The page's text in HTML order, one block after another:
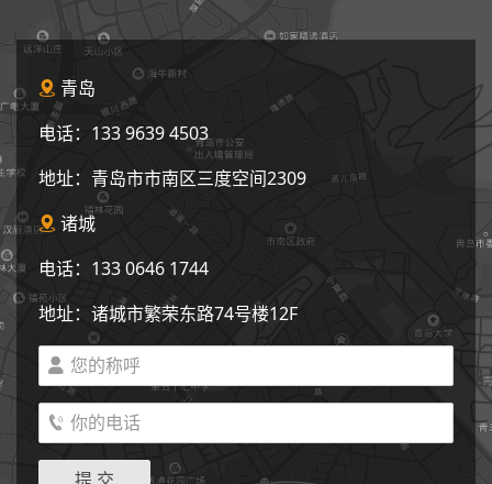
 青岛
电话：133 9639 4503
地址：青岛市市南区三度空间2309
 诸城
电话：133 0646 1744
地址：诸城市繁荣东路74号楼12F

